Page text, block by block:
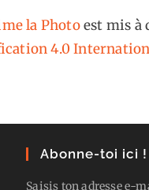
la Photoest mis à
4.0
Abonne-toi ici !
Saisis ton adresse e-